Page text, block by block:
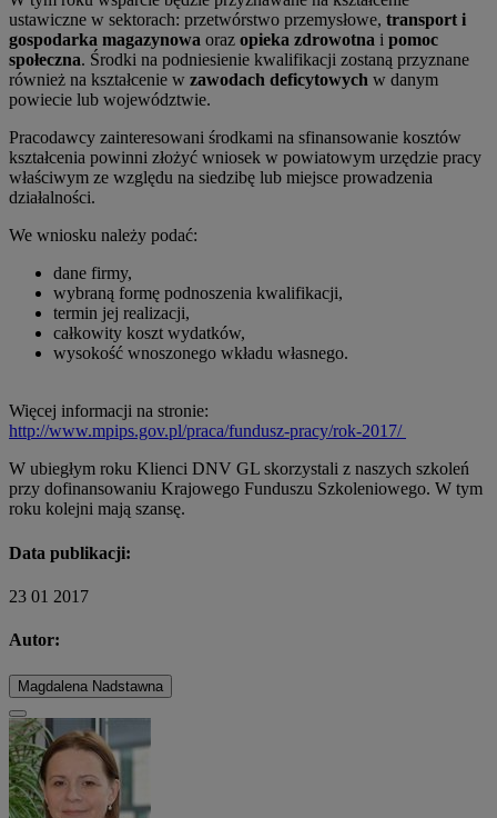
ustawiczne w sektorach: przetwórstwo przemysłowe, transport i
gospodarka magazynowa oraz opieka zdrowotna i pomoc
społeczna. Środki na podniesienie kwalifikacji zostaną przyznane
również na kształcenie w zawodach deficytowych w danym
powiecie lub województwie.
Pracodawcy zainteresowani środkami na sfinansowanie kosztów
kształcenia powinni złożyć wniosek w powiatowym urzędzie pracy
właściwym ze względu na siedzibę lub miejsce prowadzenia
działalności.
We wniosku należy podać:
dane firmy,
wybraną formę podnoszenia kwalifikacji,
termin jej realizacji,
całkowity koszt wydatków,
wysokość wnoszonego wkładu własnego.
Więcej informacji na stronie:
http://www.mpips.gov.pl/praca/fundusz-pracy/rok-2017/
W ubiegłym roku Klienci DNV GL skorzystali z naszych szkoleń
przy dofinansowaniu Krajowego Funduszu Szkoleniowego. W tym
roku kolejni mają szansę.
Data publikacji:
23 01 2017
Autor:
Magdalena Nadstawna